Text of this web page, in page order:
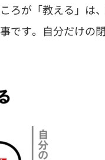
ろが「教える」は
です。自分だけの